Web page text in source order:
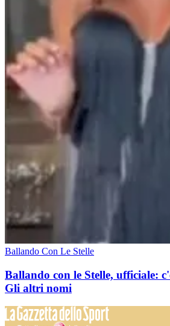
Ballando Con Le Stelle
Ballando con le Stelle, ufficiale:
Gli altri nomi